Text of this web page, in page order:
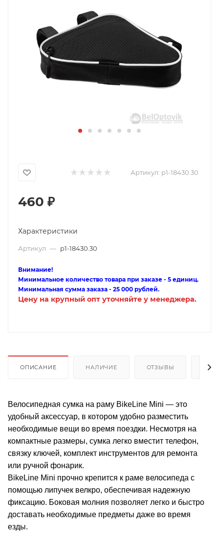
Артикул: p1-18430.30
460 ₽
Характеристики
Артикул — p1-18430.30
Внимание!
Минимальное количество товара при заказе - 5 единиц.
Минимальная сумма заказа - 25 000 рублей.
Цену на крупный опт уточняйте у менеджера.
ОПИСАНИЕ НАЛИЧИЕ ОТЗЫВЫ
Велосипедная сумка на раму BikeLine Mini — это
удобный аксессуар, в котором удобно разместить
необходимые вещи во время поездки. Несмотря на
компактные размеры, сумка легко вместит телефон,
связку ключей, комплект инструментов для ремонта
или ручной фонарик.
BikeLine Mini прочно крепится к раме велосипеда с
помощью липучек велкро, обеспечивая надежную
фиксацию. Боковая молния позволяет легко и быстро
доставать необходимые предметы даже во время
езды.